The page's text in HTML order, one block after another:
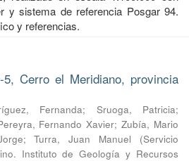
y sistema de referencia Posgar 94.
y referencias.
Cerro el Meridiano, provincia
Fernanda; Sruoga, Patricia;
Fernando Xavier;Zubía, Mario
;Turra, Juan Manuel (Servicio
Instituto de Geología y Recursos